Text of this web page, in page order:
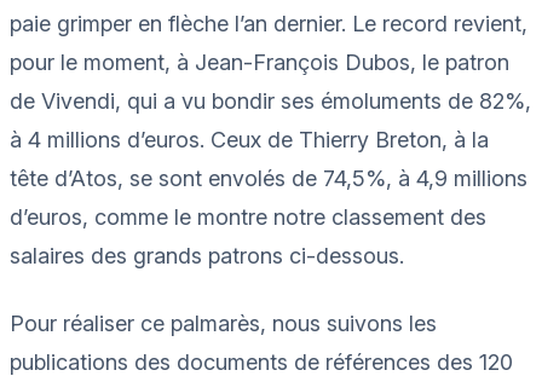
paie grimper en flèche l’an dernier. Le record revient,
pour le moment, à Jean-François Dubos, le patron
de Vivendi, qui a vu bondir ses émoluments de 82%,
à 4 millions d’euros. Ceux de Thierry Breton, à la
tête d’Atos, se sont envolés de 74,5%, à 4,9 millions
d’euros, comme le montre notre classement des
salaires des grands patrons ci-dessous.
Pour réaliser ce palmarès, nous suivons les
publications des documents de références des 120